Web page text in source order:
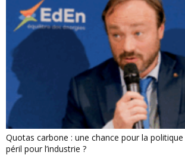
Quotas carbone : une chance pour la
péril pour l’industrie ?